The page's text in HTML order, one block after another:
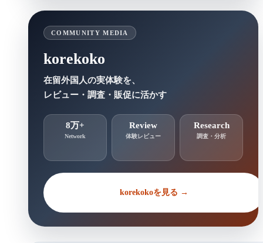
COMMUNITY MEDIA
korekoko
在留外国人の実体験を、
レビュー・調査・販促に活かす
8万+
Network
Review
体験レビュー
Research
調査・分析
korekokoを見る →